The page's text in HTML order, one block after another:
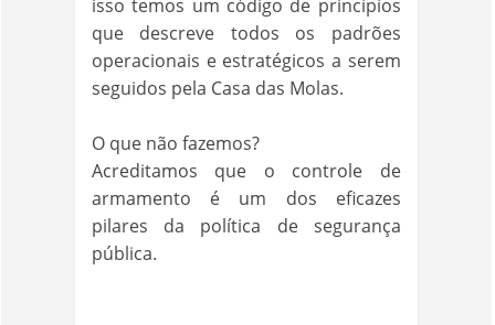
isso temos um código de princípios
que descreve todos os padrões
operacionais e estratégicos a serem
seguidos pela Casa das Molas.
O que não fazemos?
Acreditamos que o controle de
armamento é um dos eficazes
pilares da política de segurança
pública.